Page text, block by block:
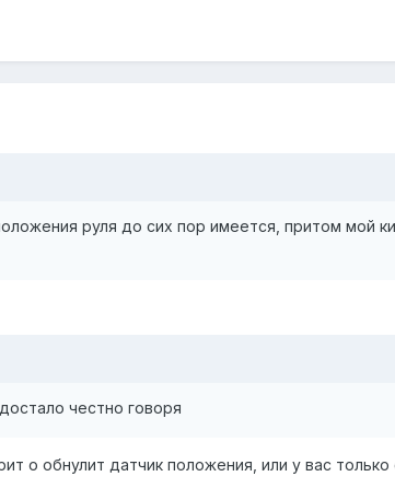
руля до сих пор имеется, притом мой
честно говоря
о обнулит датчик положения, или у вас